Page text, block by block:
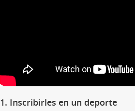
1. Inscribirles en un deporte